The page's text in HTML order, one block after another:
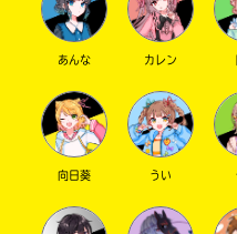
あんな カレン
向日葵 うい